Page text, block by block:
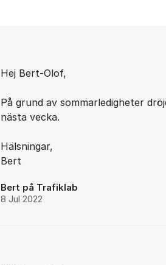
Hej Bert-Olof,
På grund av sommarledigheter
nästa vecka.
Hälsningar,
Bert
Bert på Trafiklab
8 Jul 2022